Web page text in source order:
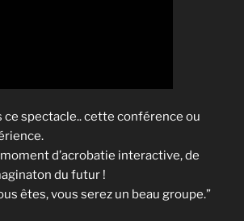
ce spectacle.. cette conférence ou
d’acrobatie interactive, de
du futur !
êtes, vous serez un beau groupe.”